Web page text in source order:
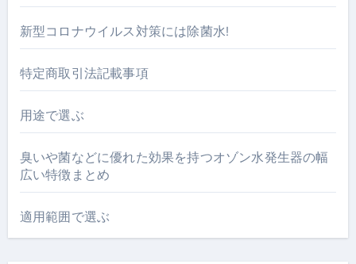
新型コロナウイルス対策には除菌水!
特定商取引法記載事項
用途で選ぶ
臭いや菌などに優れた効果を持つオゾン水発生器の幅
広い特徴まとめ
適用範囲で選ぶ